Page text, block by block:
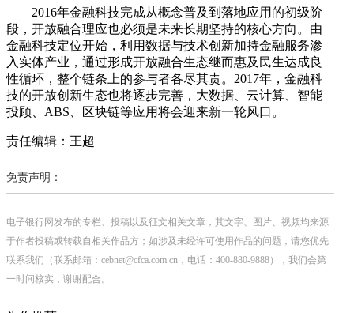
2016年金融科技完成从概念普及到落地应用的初级阶
段，开放融合理应也必须是未来长期坚持的核心方向。由
金融科技定位开始，利用数据与技术创新加持金融服务渗
入实体产业，通过形成开放融合生态继而惠及民生达成良
性循环，整个链条上的参与者各尽其责。2017年，金融科
技的开放创新生态也将逐步完善，大数据、云计算、智能
投顾、ABS、区块链等应用将会迎来新一轮风口。
责任编辑：王超
免责声明：
电子银行网发布的专栏、投稿以及征文相关文章，其文字、图片、视频均来源
于作者投稿或转载自相关作品方；如涉及未经许可使用作品的问题，请您优先
联系我们（联系邮箱：cebnet@cfca.com.cn，电话：400-880-9888），我们会第
一时间核实，谢谢配合。